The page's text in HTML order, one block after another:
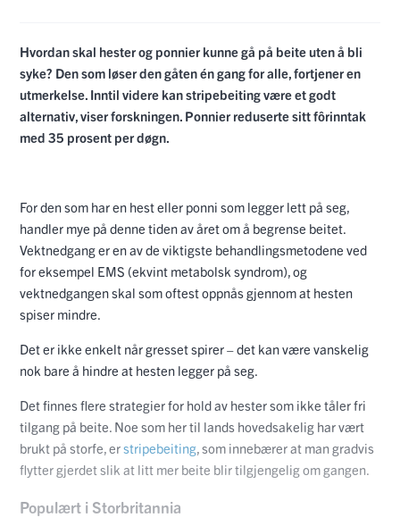
Hvordan skal hester og ponnier kunne gå på beite uten å bli
syke? Den som løser den gåten én gang for alle, fortjener en
utmerkelse. Inntil videre kan stripebeiting være et godt
alternativ, viser forskningen. Ponnier reduserte sitt fôrinntak
med 35 prosent per døgn.
For den som har en hest eller ponni som legger lett på seg,
handler mye på denne tiden av året om å begrense beitet.
Vektnedgang er en av de viktigste behandlingsmetodene ved
for eksempel EMS (ekvint metabolsk syndrom), og
vektnedgangen skal som oftest oppnås gjennom at hesten
spiser mindre.
Det er ikke enkelt når gresset spirer – det kan være vanskelig
nok bare å hindre at hesten legger på seg.
Det finnes flere strategier for hold av hester som ikke tåler fri
tilgang på beite. Noe som her til lands hovedsakelig har vært
brukt på storfe, erstripebeiting, som innebærer at man gradvis
flytter gjerdet slik at litt mer beite blir tilgjengelig om gangen.
Populært i Storbritannia